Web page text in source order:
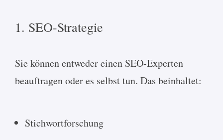
1. SEO-Strategie
Sie können entweder einen SEO-Experten
beauftragen oder es selbst tun. Das beinhaltet:
Stichwortforschung